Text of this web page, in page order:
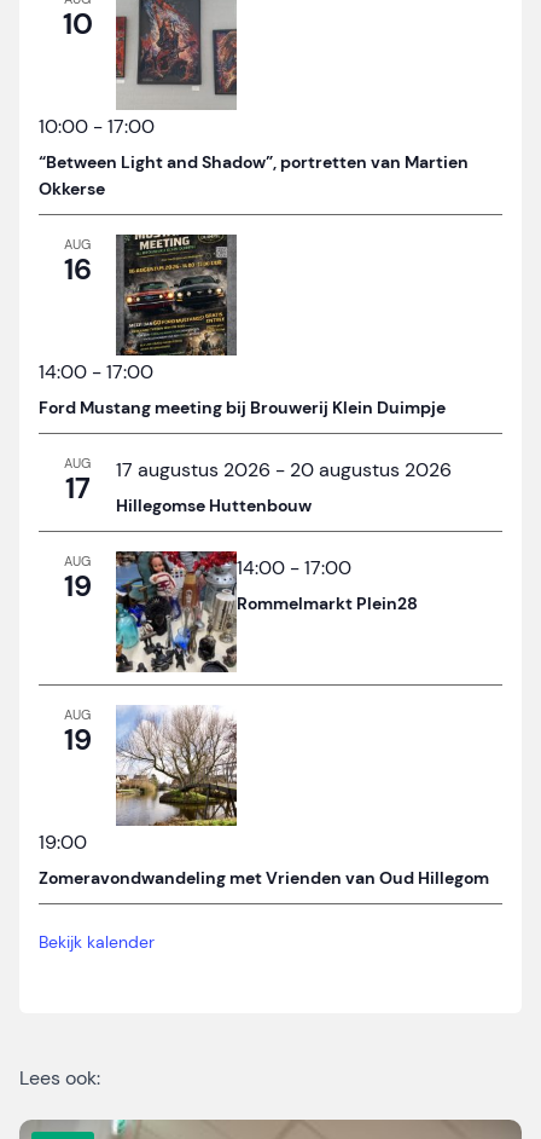
10
10:00 -17:00
“Between Light and Shadow”, portretten van Martien
Okkerse
AUG
16
14:00 -17:00
Ford Mustang meeting bij Brouwerij Klein Duimpje
AUG
17 17 augustus 2026 - 20 augustus 2026
Hillegomse Huttenbouw
AUG
19 14:00 -17:00
Rommelmarkt Plein28
AUG
19
19:00
Zomeravondwandeling met Vrienden van Oud Hillegom
Bekijk kalender
Lees ook: